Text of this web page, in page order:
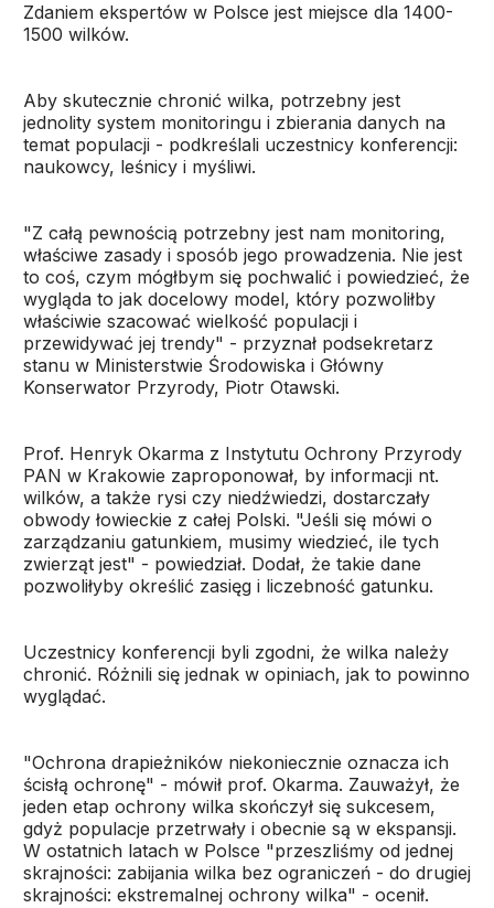
Zdaniem ekspertów w Polsce jest miejsce dla 1400-
1500 wilków.
Aby skutecznie chronić wilka, potrzebny jest
jednolity system monitoringu i zbierania danych na
temat populacji - podkreślali uczestnicy konferencji:
naukowcy, leśnicy i myśliwi.
"Z całą pewnością potrzebny jest nam monitoring,
właściwe zasady i sposób jego prowadzenia. Nie jest
to coś, czym mógłbym się pochwalić i powiedzieć, że
wygląda to jak docelowy model, który pozwoliłby
właściwie szacować wielkość populacji i
przewidywać jej trendy" - przyznał podsekretarz
stanu w Ministerstwie Środowiska i Główny
Konserwator Przyrody, Piotr Otawski.
Prof. Henryk Okarma z Instytutu Ochrony Przyrody
PAN w Krakowie zaproponował, by informacji nt.
wilków, a także rysi czy niedźwiedzi, dostarczały
obwody łowieckie z całej Polski. "Jeśli się mówi o
zarządzaniu gatunkiem, musimy wiedzieć, ile tych
zwierząt jest" - powiedział. Dodał, że takie dane
pozwoliłyby określić zasięg i liczebność gatunku.
Uczestnicy konferencji byli zgodni, że wilka należy
chronić. Różnili się jednak w opiniach, jak to powinno
wyglądać.
"Ochrona drapieżników niekoniecznie oznacza ich
ścisłą ochronę" - mówił prof. Okarma. Zauważył, że
jeden etap ochrony wilka skończył się sukcesem,
gdyż populacje przetrwały i obecnie są w ekspansji.
W ostatnich latach w Polsce "przeszliśmy od jednej
skrajności: zabijania wilka bez ograniczeń - do drugiej
skrajności: ekstremalnej ochrony wilka" - ocenił.